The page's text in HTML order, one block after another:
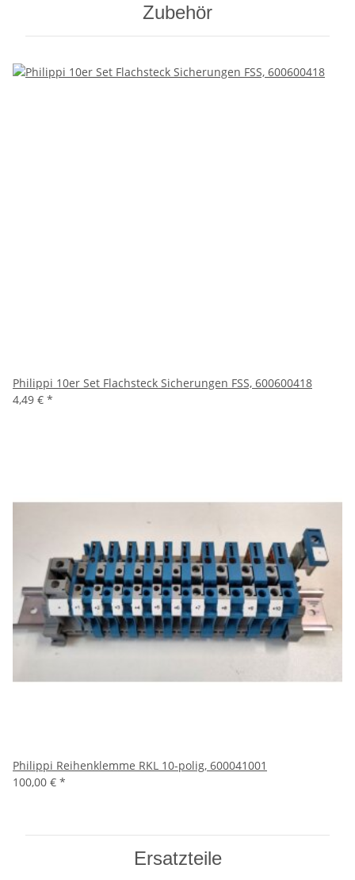
Zubehör
Philippi 10er Set Flachsteck Sicherungen FSS, 600600418
4,49 € *
Philippi Reihenklemme RKL 10-polig, 600041001
100,00 € *
Ersatzteile